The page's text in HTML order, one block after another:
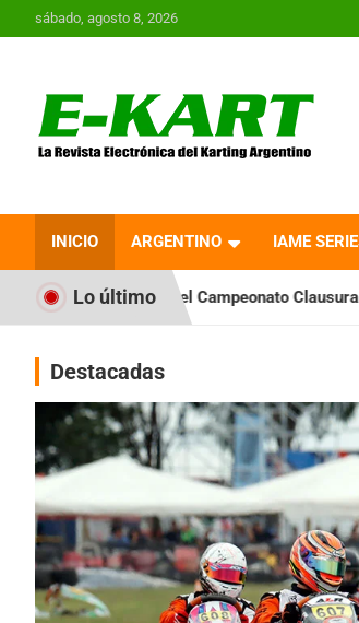
al
sábado, agosto 8, 2026
Revista
Karting en
INICIO ARGENTINO IAME
Lo último
Campeonato Clausura
Destacadas